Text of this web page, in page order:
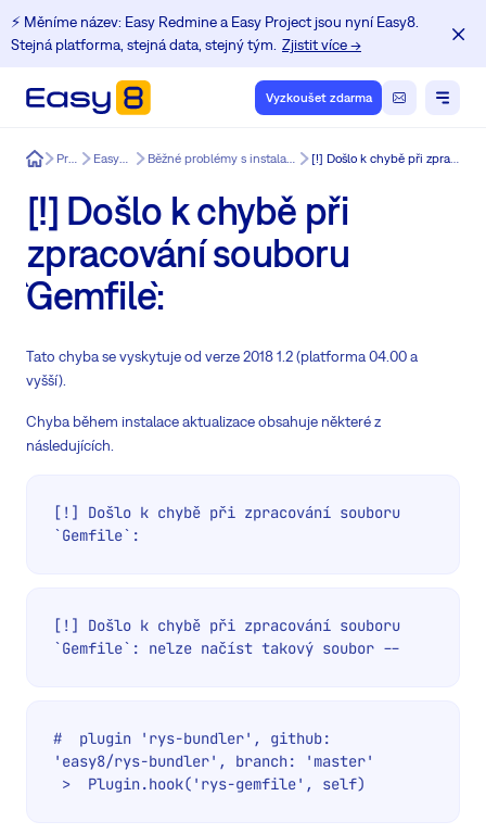
⚡️ Měníme název: Easy Redmine a Easy Project jsou nyní Easy8.
Stejná platforma, stejná data, stejný tým. Zjistit více →
Vyzkoušet zdarma
Easy8 Produkt Easy8 funkce Běžné problémy s instalací a aktualizací Redmine. [!] Došlo k chybě při zpracování souboru `Gemfile`:
[!] Došlo k chybě při
zpracování souboru
`Gemfile`:
Tato chyba se vyskytuje od verze 2018 1.2 (platforma 04.00 a
vyšší).
Chyba během instalace aktualizace obsahuje některé z
následujících.
[!] Došlo k chybě při zpracování souboru
`Gemfile`:
[!] Došlo k chybě při zpracování souboru
`Gemfile`: nelze načíst takový soubor --
#  plugin 'rys-bundler', github:
'easy8/rys-bundler', branch: 'master'
>  Plugin.hook('rys-gemfile', self)